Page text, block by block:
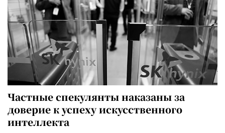
Частные спекулянты наказаны за
доверие к успеху искусственного
интеллекта